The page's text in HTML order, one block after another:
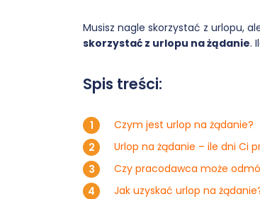
Musisz nagle skorzystać z urlopu,
skorzystać z urlopu na żądanie.
Spis treści:
Czym jest urlop na żądanie?
Urlop na żądanie – ile dni Ci
Czy pracodawca może
Jak uzyskać urlop na